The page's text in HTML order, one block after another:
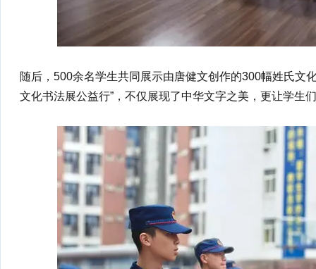
随后，500余名学生共同展示由唐健文创作的300幅姓氏文
文化书法展公益行”，不仅展现了中华文字之美，更让学生